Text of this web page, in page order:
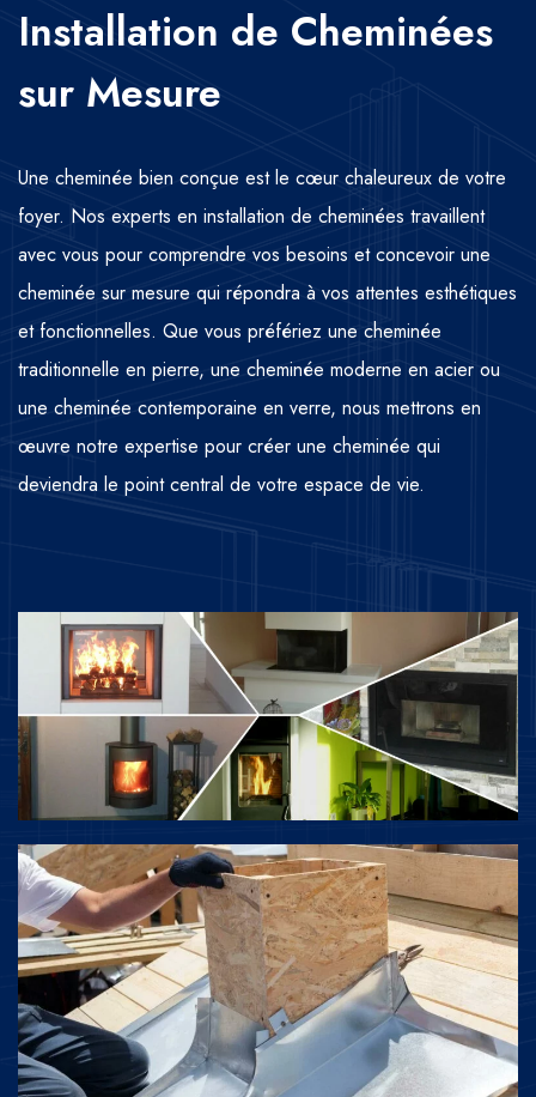
Installation de Cheminées
sur Mesure
Une cheminée bien conçue est le cœur chaleureux de votre
foyer. Nos experts en installation de cheminées travaillent
avec vous pour comprendre vos besoins et concevoir une
cheminée sur mesure qui répondra à vos attentes esthétiques
et fonctionnelles. Que vous préfériez une cheminée
traditionnelle en pierre, une cheminée moderne en acier ou
une cheminée contemporaine en verre, nous mettrons en
œuvre notre expertise pour créer une cheminée qui
deviendra le point central de votre espace de vie.